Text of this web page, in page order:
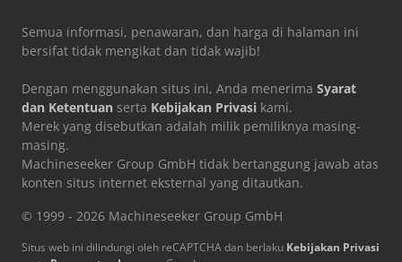
Semua informasi, penawaran, dan harga di halaman ini
bersifat tidak mengikat dan tidak wajib!
Dengan menggunakan situs ini, Anda menerima Syarat
dan Ketentuan serta Kebijakan Privasi kami.
Merek yang disebutkan adalah milik pemiliknya masing-
masing.
Machineseeker Group GmbH tidak bertanggung jawab atas
konten situs internet eksternal yang ditautkan.
© 1999 - 2026 Machineseeker Group GmbH
Situs web ini dilindungi oleh reCAPTCHA dan berlaku Kebijakan Privasi